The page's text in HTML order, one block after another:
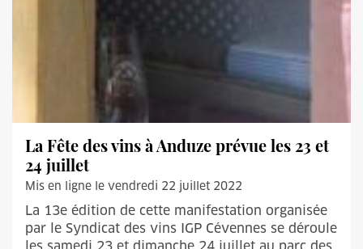
La Fête des vins à Anduze prévue les 23 et
24 juillet
Mis en ligne le vendredi 22 juillet 2022
La 13e édition de cette manifestation organisée
par le Syndicat des vins IGP Cévennes se déroule